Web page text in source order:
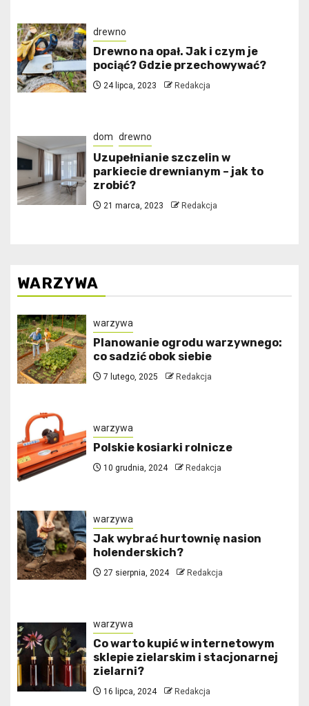
drewno
Drewno na opał. Jak i czym je
pociąć? Gdzie przechowywać?
24 lipca, 2023 Redakcja
dom drewno
Uzupełnianie szczelin w
parkiecie drewnianym – jak to
zrobić?
21 marca, 2023 Redakcja
WARZYWA
warzywa
Planowanie ogrodu warzywnego:
co sadzić obok siebie
7 lutego, 2025 Redakcja
warzywa
Polskie kosiarki rolnicze
10 grudnia, 2024 Redakcja
warzywa
Jak wybrać hurtownię nasion
holenderskich?
27 sierpnia, 2024 Redakcja
warzywa
Co warto kupić w internetowym
sklepie zielarskim i stacjonarnej
zielarni?
16 lipca, 2024 Redakcja